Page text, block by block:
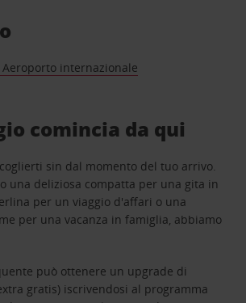
internazionale
comincia da qui
sin dal momento del tuo arrivo.
una deliziosa compatta per una gita in
per un viaggio d'affari o una
per una vacanza in famiglia, abbiamo
può ottenere un upgrade di
gratis) iscrivendosi al programma